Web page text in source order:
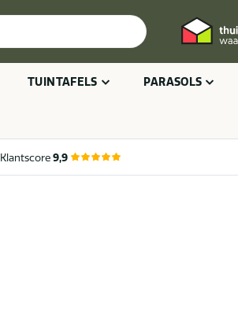
TUINTAFELS PARASOLS
Klantscore9,9